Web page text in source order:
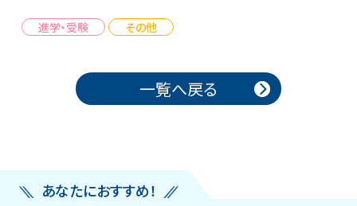
進学・受験 その他
投稿ナビゲーション 一覧へ戻る
あなたにおすすめ！